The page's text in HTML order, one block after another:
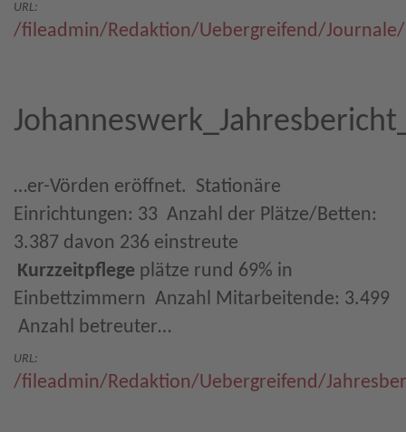
URL:
/fileadmin/Redaktion/Uebergreifend/
…er-Vörden eröffnet.  Stationäre
Einrichtungen: 33  Anzahl der Plätze/Betten:
3.387 davon 236 einstreute
Kurzzeitpflege plätze rund 69% in
Einbettzimmern  Anzahl Mitarbeitende: 3.499
 Anzahl betreuter…
URL:
/fileadmin/Redaktion/Uebergreifend/